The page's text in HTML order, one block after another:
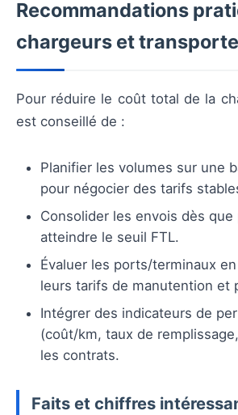
Recommandations
chargeurs et
Pour réduire le coût total de la
est conseillé de :
Planifier les volumes sur une
pour négocier des tarifs
Consolider les envois dès
atteindre le seuil FTL.
Évaluer les ports/terminaux
leurs tarifs de manutention et
Intégrer des indicateurs de
(coût/km, taux de
les contrats.
Faits et chiffres